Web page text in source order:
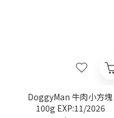
DoggyMan 牛肉小方塊
100g EXP:11/2026